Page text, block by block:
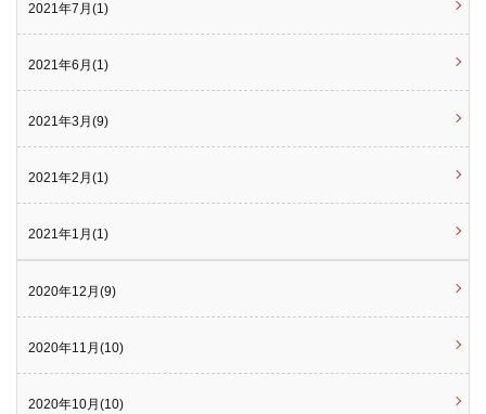
2021年7月(1)
2021年6月(1)
2021年3月(9)
2021年2月(1)
2021年1月(1)
2020年12月(9)
2020年11月(10)
2020年10月(10)